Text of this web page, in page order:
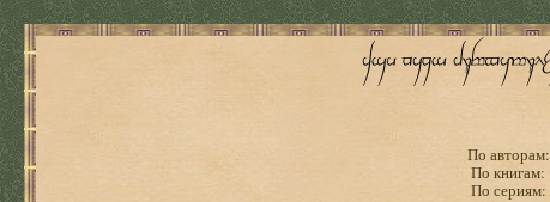
По авторам:
По книгам:
По сериям: